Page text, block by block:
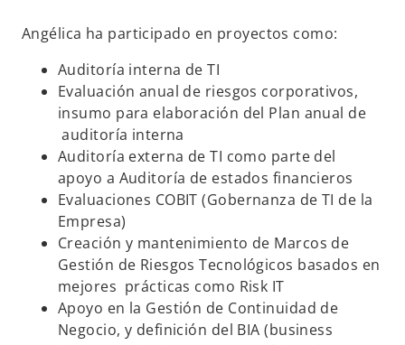
p
s
t
a
ñ
a
n
u
v
a
Angélica ha participado en proyectos como:
Auditoría interna de TI
Evaluación anual de riesgos corporativos,
insumo para elaboración del Plan anual de
auditoría interna
Auditoría externa de TI como parte del
apoyo a Auditoría de estados financieros
Evaluaciones COBIT (Gobernanza de TI de la
Empresa)
Creación y mantenimiento de Marcos de
Gestión de Riesgos Tecnológicos basados en
mejores prácticas como Risk IT
Apoyo en la Gestión de Continuidad de
Negocio, y definición del BIA (business